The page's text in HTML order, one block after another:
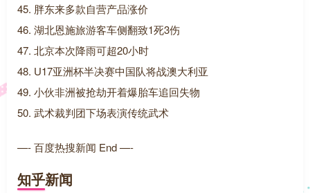
45. 胖东来多款自营产品涨价
46. 湖北恩施旅游客车侧翻致1死3伤
47. 北京本次降雨可超20小时
48. U17亚洲杯半决赛中国队将战澳大利亚
49. 小伙非洲被抢劫开着爆胎车追回失物
50. 武术裁判团下场表演传统武术
—- 百度热搜新闻 End —-
知乎新闻